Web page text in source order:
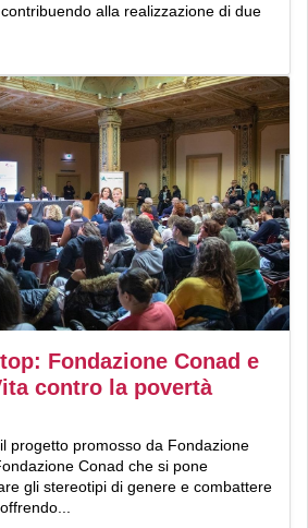
alla realizzazione di due
Fondazione Conad e
contro la povertà
progetto promosso da Fondazione
Conad che si pone
gli stereotipi di genere e combattere